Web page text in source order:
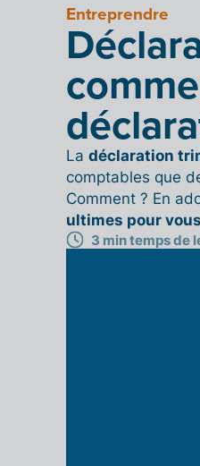
Entreprendre
La déclaration
comptables que
Comment ? En
ultimes pour
3 min temps de